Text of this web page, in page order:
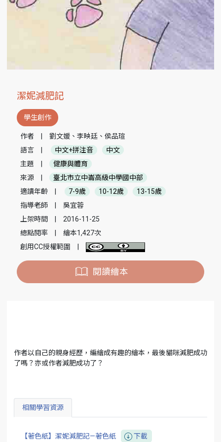
潔妮減肥記
學生創作
作者
劉文媛、李映廷、侯品瑄
語言
中文+拼注音
中文
主題
健康與體育
來源
臺北市立中崙高級中學國中部
適讀年齡
7-9歲 10-12歲
13-15歲
指導老師
吳宜蓉
上架時間
2016-11-25
總點閱率
繪本1,427次
創用CC授權範圍
閱讀繪本
作者以自己的親身經歷，編繪成有趣的繪本，最後貓咪減肥成功
了嗎？亦或作者減肥成功了？
相關學習資源
【著色紙】潔妮減肥記—著色紙 下載